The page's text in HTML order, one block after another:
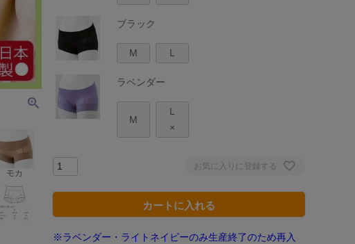
モカ
ブラック
M L
ラベンダー
M
L
×
お気に入りに登録する
カートに入れる
※ラベンダー・ライトネイビーのみ生産終了のため再入